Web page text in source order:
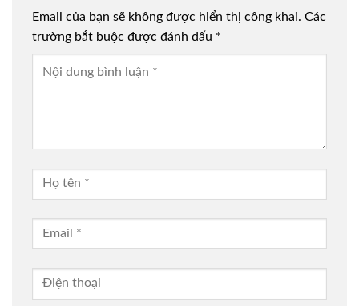
Email của bạn sẽ không được hiển thị công khai. Các
trường bắt buộc được đánh dấu *